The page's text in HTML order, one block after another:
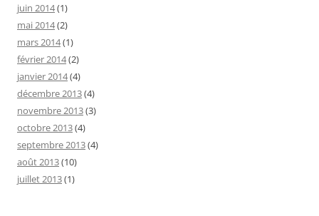
juin 2014(1)
mai 2014(2)
mars 2014(1)
février 2014(2)
janvier 2014(4)
décembre 2013(4)
novembre 2013(3)
octobre 2013(4)
septembre 2013(4)
août 2013(10)
juillet 2013(1)